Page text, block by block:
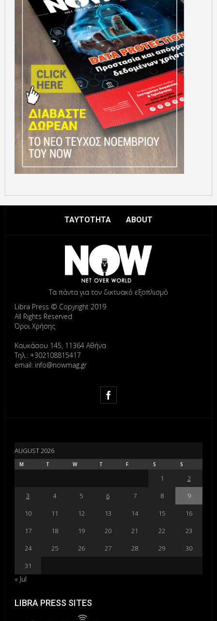
ΤΑΥΤΟΤΗΤΑ ABOUT
Τα πάντα για τον δικτυακό εξοπλισμό
Libra Press © Copyright 2019
All Rights Reserved
Όροι Χρήσης
Καυκάσου 145, 11364 Αθήνα
Τηλ.: +302108815417
email: info@nowmag.gr
AUGUST 2026
M T W T F S S
1
2
3
4 5 6 7 8
9
10
11 12 13 14 15
16
17
18 19 20 21 22
23
24
25 26 27 28 29
30
31
« Jul
LIBRA PRESS SITES